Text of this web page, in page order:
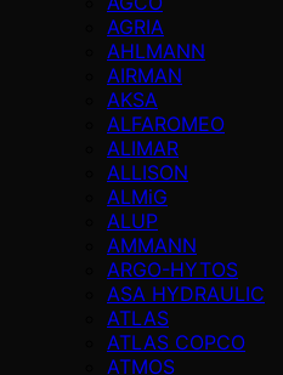
AGRIA
AHLMANN
AIRMAN
AKSA
ALFAROMEO
ALIMAR
ALLISON
ALMiG
ALUP
AMMANN
ARGO-HYTOS
ASA HYDRAULIC
ATLAS
ATLAS COPCO
ATMOS